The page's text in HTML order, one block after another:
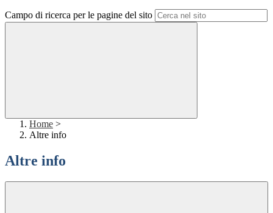
Campo di ricerca per le pagine del sito
Home >
Altre info
Altre info